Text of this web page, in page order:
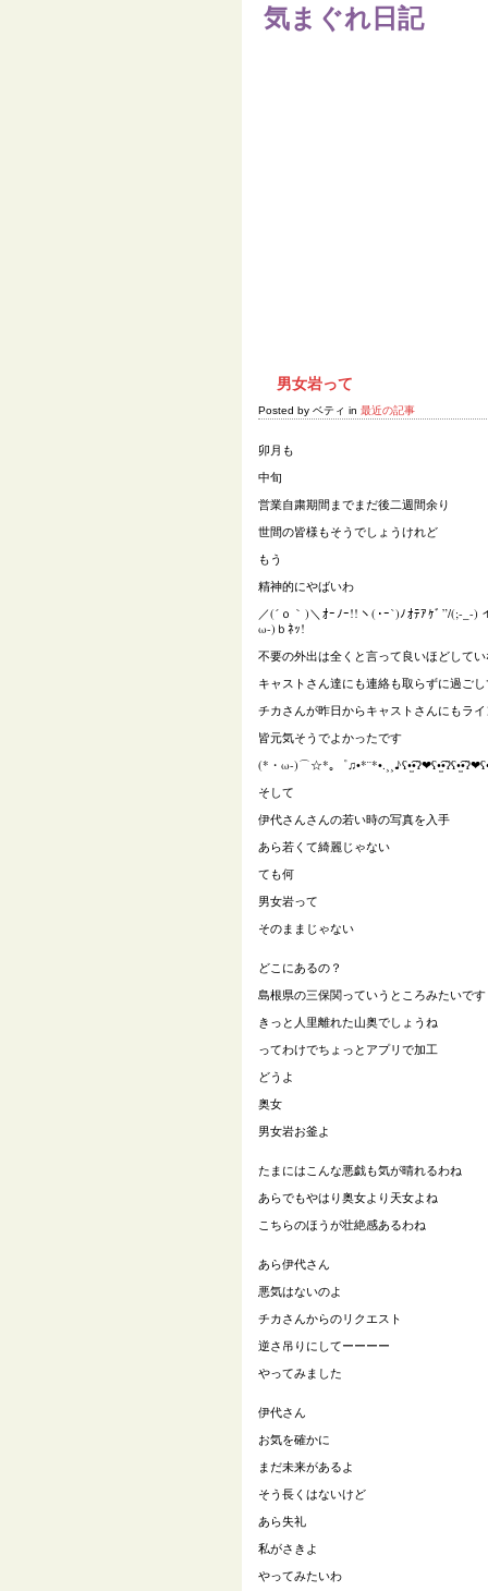
気まぐれ日記
男女岩って
Posted by ベティ in 最近の記事
卯月も
中旬
営業自粛期間までまだ後二週間余り
世間の皆様もそうでしょうけれど
もう
精神的にやばいわ
／(´ｏ｀)＼ｵｰﾉｰ!!ヽ(･ｰ`)ﾉｵﾃｱｹﾞ”/(;-_-)
ω-)ｂﾈｯ!
不要の外出は全くと言って良いほどして
キャストさん達にも連絡も取らずに過ご
チカさんが昨日からキャストさんにもラ
皆元気そうでよかったです
(*・ω-)⌒☆*｡゜
そして
伊代さんさんの若い時の写真を入手
あら若くて綺麗じゃない
ても何
男女岩って
そのままじゃない
どこにあるの？
島根県の三保関っていうところみたいです
きっと人里離れた山奥でしょうね
ってわけでちょっとアプリで加工
どうよ
奥女
男女岩お釜よ
たまにはこんな悪戯も気が晴れるわね
あらでもやはり奥女より天女よね
こちらのほうが壮絶感あるわね
あら伊代さん
悪気はないのよ
チカさんからのリクエスト
逆さ吊りにしてーーーー
やってみました
伊代さん
お気を確かに
まだ未来があるよ
そう長くはないけど
あら失礼
私がさきよ
やってみたいわ